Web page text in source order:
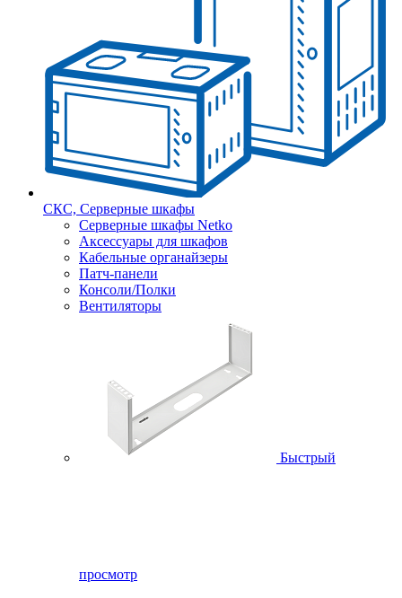
СКС, Серверные шкафы
Серверные шкафы Netko
Аксессуары для шкафов
Кабельные органайзеры
Патч-панели
Консоли/Полки
Вентиляторы
Быстрый
просмотр